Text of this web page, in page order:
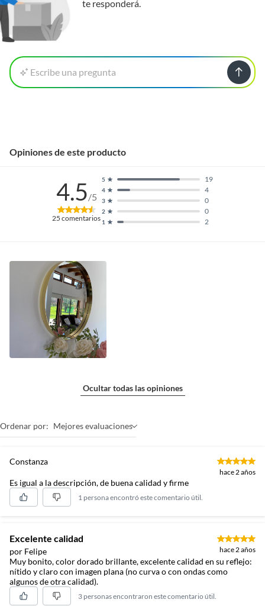
te responderá.
Escribe una pregunta
Opiniones de este producto
4.5/5
25 comentarios 1 2
2 0
3 0
4 4
5 19
Ocultar todas las opiniones
Ordenar por: Mejores evaluaciones
Constanza
hace 2 años
Es igual a la descripción, de buena calidad y firme
1 persona encontró este comentario útil.
Excelente calidad
por Felipe hace 2 años
Muy bonito, color dorado brillante, excelente calidad en su reflejo:
nítido y claro con imagen plana (no curva o con ondas como
algunos de otra calidad).
3 personas encontraron este comentario útil.